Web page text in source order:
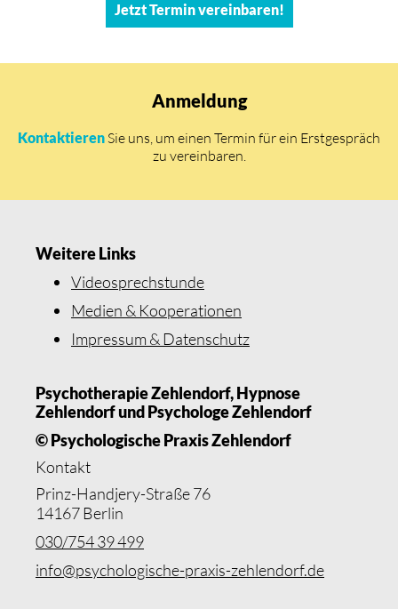
Jetzt Termin vereinbaren!
Anmeldung
KontaktierenSie uns, um einen Termin für ein Erstgespräch
zu vereinbaren.
Weitere Links
Videosprechstunde
Medien & Kooperationen
Impressum & Datenschutz
Psychotherapie Zehlendorf, Hypnose
Zehlendorf und Psychologe Zehlendorf
© Psychologische Praxis Zehlendorf
Kontakt
Prinz-Handjery-Straße 76
14167 Berlin
030/754 39 499
info@psychologische-praxis-zehlendorf.de